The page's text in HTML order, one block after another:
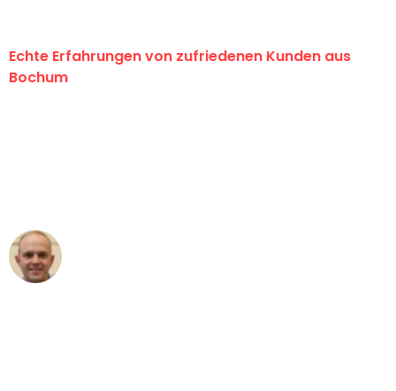
Echte Erfahrungen von zufriedenen Kunden aus
Bochum